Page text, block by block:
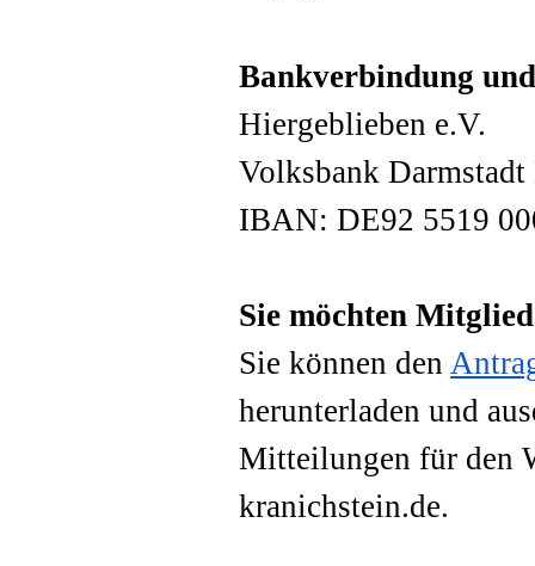
Bankverbindung
Hiergeblieben e.V.
Volksbank
IBAN: DE92 5519
Sie möchten
Sie können den
herunterladen und
Mitteilungen für den
kranichstein.de.